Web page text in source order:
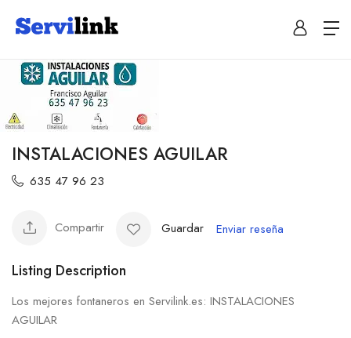
INSTALACIONES AGUILAR
635 47 96 23
Compartir Guardar Enviar reseña
Listing Description
Los mejores fontaneros en Servilink.es: INSTALACIONES
AGUILAR